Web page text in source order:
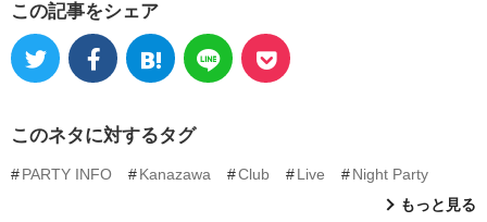
この記事をシェア
このネタに対するタグ
PARTY INFO Kanazawa Club Live
Night Party
もっと見る